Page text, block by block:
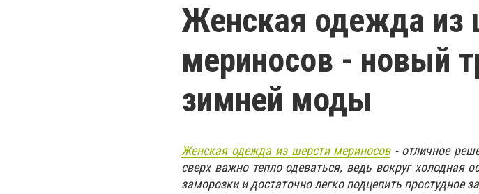
Женская одежда из
мериносов - новый
зимней моды
Женская одежда из шерсти мериносов- отличное
сверх важно тепло одеваться, ведь вокруг холодная
заморозки и достаточно легко подцепить простудное